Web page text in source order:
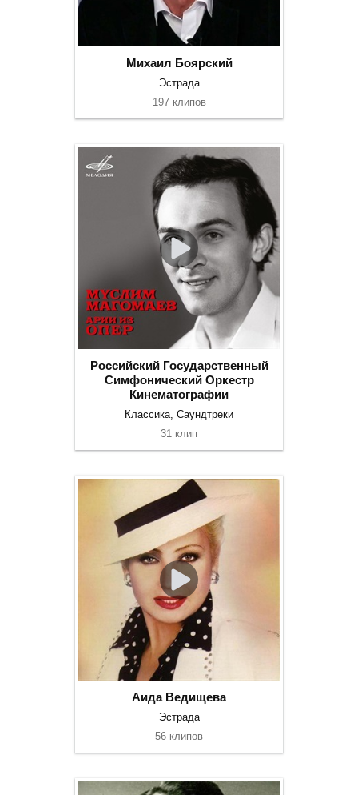
Михаил Боярский
Эстрада
197 клипов
Российский Государственный
Симфонический Оркестр
Кинематографии
Классика, Саундтреки
31 клип
Аида Ведищева
Эстрада
56 клипов